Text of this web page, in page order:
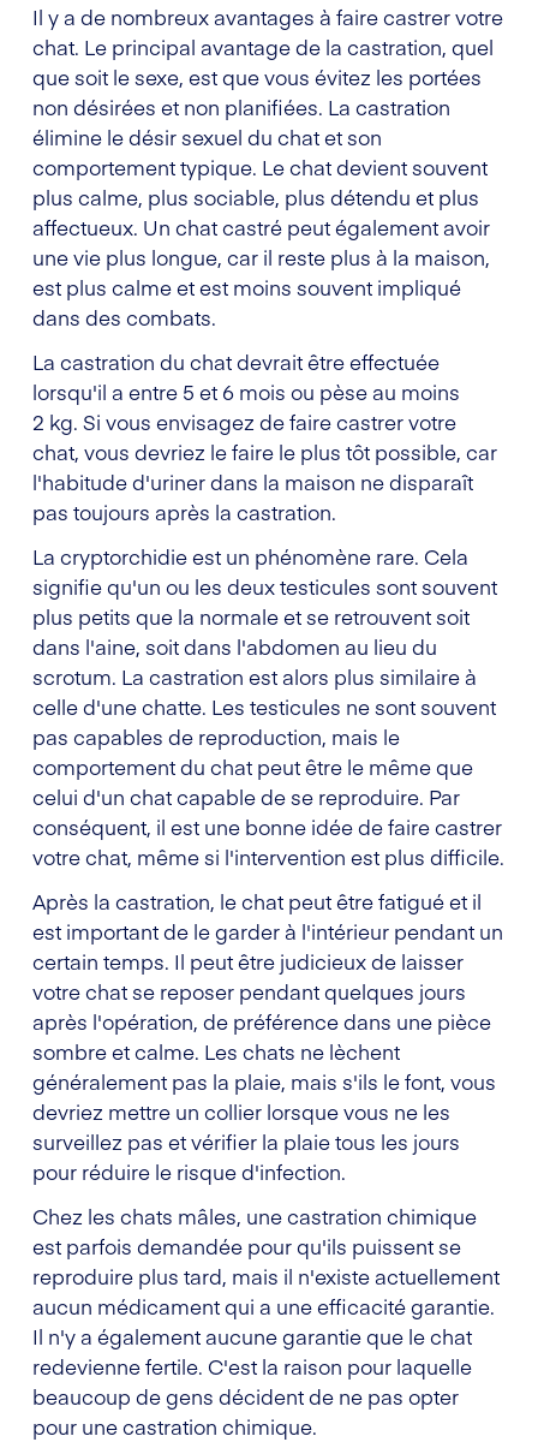
Il y a de nombreux avantages à faire castrer votre
chat. Le principal avantage de la castration, quel
que soit le sexe, est que vous évitez les portées
non désirées et non planifiées. La castration
élimine le désir sexuel du chat et son
comportement typique. Le chat devient souvent
plus calme, plus sociable, plus détendu et plus
affectueux. Un chat castré peut également avoir
une vie plus longue, car il reste plus à la maison,
est plus calme et est moins souvent impliqué
dans des combats.
La castration du chat devrait être effectuée
lorsqu'il a entre 5 et 6 mois ou pèse au moins
2 kg. Si vous envisagez de faire castrer votre
chat, vous devriez le faire le plus tôt possible, car
l'habitude d'uriner dans la maison ne disparaît
pas toujours après la castration.
La cryptorchidie est un phénomène rare. Cela
signifie qu'un ou les deux testicules sont souvent
plus petits que la normale et se retrouvent soit
dans l'aine, soit dans l'abdomen au lieu du
scrotum. La castration est alors plus similaire à
celle d'une chatte. Les testicules ne sont souvent
pas capables de reproduction, mais le
comportement du chat peut être le même que
celui d'un chat capable de se reproduire. Par
conséquent, il est une bonne idée de faire castrer
votre chat, même si l'intervention est plus difficile.
Après la castration, le chat peut être fatigué et il
est important de le garder à l'intérieur pendant un
certain temps. Il peut être judicieux de laisser
votre chat se reposer pendant quelques jours
après l'opération, de préférence dans une pièce
sombre et calme. Les chats ne lèchent
généralement pas la plaie, mais s'ils le font, vous
devriez mettre un collier lorsque vous ne les
surveillez pas et vérifier la plaie tous les jours
pour réduire le risque d'infection.
Chez les chats mâles, une castration chimique
est parfois demandée pour qu'ils puissent se
reproduire plus tard, mais il n'existe actuellement
aucun médicament qui a une efficacité garantie.
Il n'y a également aucune garantie que le chat
redevienne fertile. C'est la raison pour laquelle
beaucoup de gens décident de ne pas opter
pour une castration chimique.